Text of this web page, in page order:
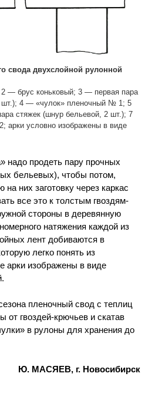
свода двухслойной рулонной
— брус коньковый; 3 — первая пара
шт.); 4 — «чулок» пленочный № 1; 5
стяжек (шнур бельевой, 2 шт.); 7
условно изображены в виде
надо продеть пару прочных
бельевых), чтобы потом,
них заготовку через каркас
все это к толстым гвоздям-
стороны в деревянную
натяжения каждой из
лент добиваются в
легко понять из
арки изображены в виде
пленочный свод с теплиц
от гвоздей-крючьев и скатав
в рулоны для хранения до
Ю. МАСЯЕВ, г. Новосибирск